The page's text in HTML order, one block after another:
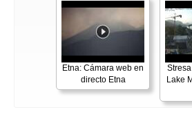
Etna: Cámara web en
directo Etna
Lake